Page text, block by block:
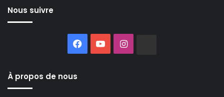
Nous suivre
Facebook
YouTubeInstagram
À propos de nous